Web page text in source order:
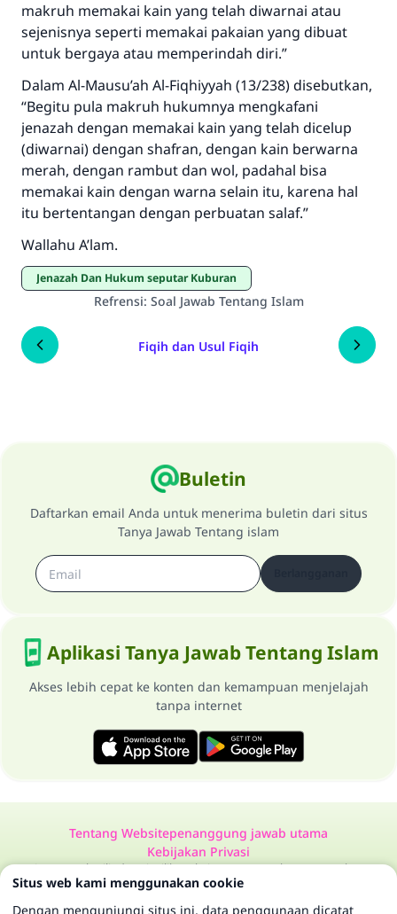
makruh memakai kain yang telah diwarnai atau
sejenisnya seperti memakai pakaian yang dibuat
untuk bergaya atau memperindah diri.”
Dalam Al-Mausu’ah Al-Fiqhiyyah (13/238) disebutkan,
“Begitu pula makruh hukumnya mengkafani
jenazah dengan memakai kain yang telah dicelup
(diwarnai) dengan shafran, dengan kain berwarna
merah, dengan rambut dan wol, padahal bisa
memakai kain dengan warna selain itu, karena hal
itu bertentangan dengan perbuatan salaf.”
Wallahu A’lam.
Jenazah Dan Hukum seputar Kuburan
Refrensi: Soal Jawab Tentang Islam
Fiqih dan Usul Fiqih
Buletin
Daftarkan email Anda untuk menerima buletin dari situs
Tanya Jawab Tentang islam
Aplikasi Tanya Jawab Tentang Islam
Akses lebih cepat ke konten dan kemampuan menjelajah
tanpa internet
Tentang Websitepenanggung jawab utama
Kebijakan Privasi
Semua Hak Dilindungi Milik Website Tanya Jawab Tentang Islam
1997-2025 ©
Situs web kami menggunakan cookie
Dengan mengunjungi situs ini, data penggunaan dicatat